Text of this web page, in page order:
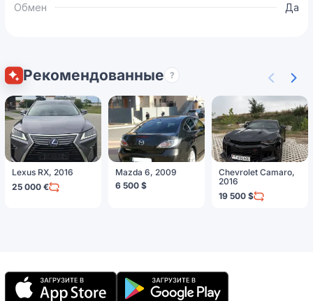
Обмен
Да
Рекомендованные ?
Lexus RX, 2016
25 000 €
Mazda 6, 2009
6 500 $
Chevrolet Camaro,
2016
19 500 $
Мобильное
приложение